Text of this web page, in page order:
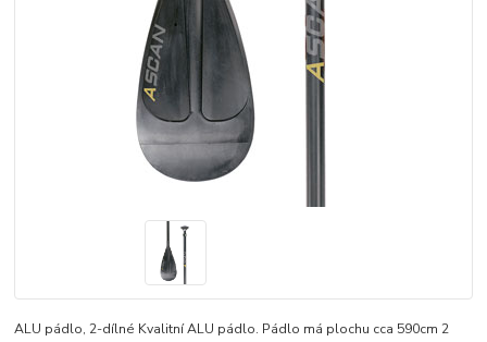
ALU pádlo, 2-dílné Kvalitní ALU pádlo. Pádlo má plochu cca 590cm 2